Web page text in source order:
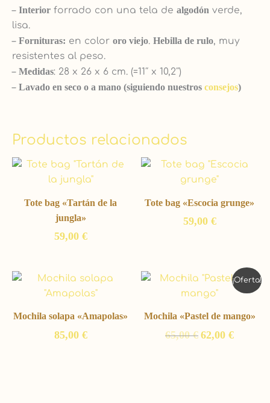
– Interior forrado con una tela de algodón verde,
lisa.
– Fornituras: en color oro viejo. Hebilla de rulo, muy
resistentes al peso.
– Medidas: 28 x 26 x 6 cm. (=11″ x 10,2″)
– Lavado en seco o a mano (siguiendo nuestros consejos)
Productos relacionados
Tote bag «Tartán de la
jungla»
59,00 €
Tote bag «Escocia grunge»
59,00 €
Mochila solapa «Amapolas»
85,00 €
¡Oferta!
Mochila «Pastel de mango»
65,00€
El
original
65,00 €.
62,00 €
El
precio
62,00 €.